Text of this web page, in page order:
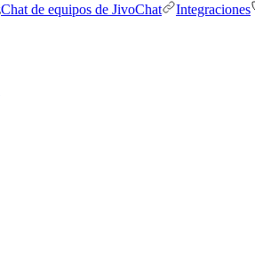
Chat de equipos de JivoChat Integraciones